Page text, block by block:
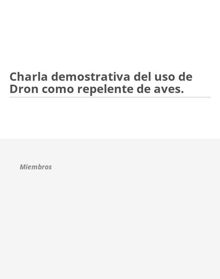
Charla demostrativa del uso de
Dron como repelente de aves.
Miembros